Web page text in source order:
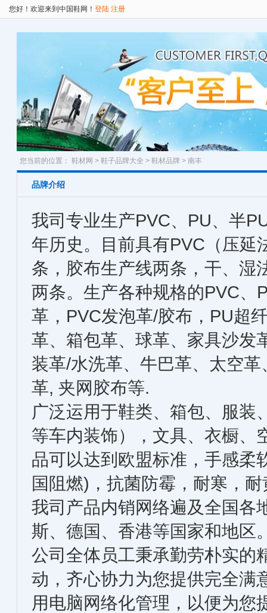
您好！欢迎来到中国鞋网！ 登陆 注册
您当前的位置： 鞋材网 > 鞋子品牌大全 > 鞋材品牌 > 南丰
品牌介绍
我司专业生产PVC、PU、半
年历史。目前具有PVC（压延
条，胶布生产线两条，干、湿
两条。生产各种规格的PVC、
革，PVC发泡革/胶布，PU超
革、箱包革、球革、家具沙发
装革/水洗革、牛巴革、太空
革, 夹网胶布等.
广泛运用于鞋类、箱包、服装
等车内装饰），文具、衣橱、
品可以达到欧盟标准，手感柔
国阻燃)，抗菌防霉，耐寒，
我司产品内销网络遍及全国各
斯、德国、香港等国家和地区
公司全体员工秉承勤劳朴实的
动，齐心协力为您提供完全满
用电脑网络化管理，以便为您